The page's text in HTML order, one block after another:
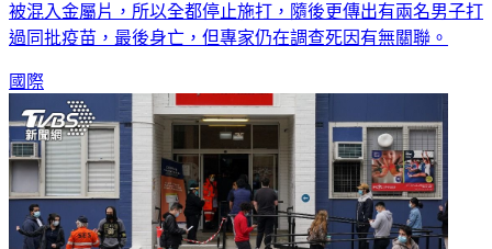
被混入金屬片，所以全都停止施打，隨後更傳出有兩名男子打
過同批疫苗，最後身亡，但專家仍在調查死因有無關聯。
國際